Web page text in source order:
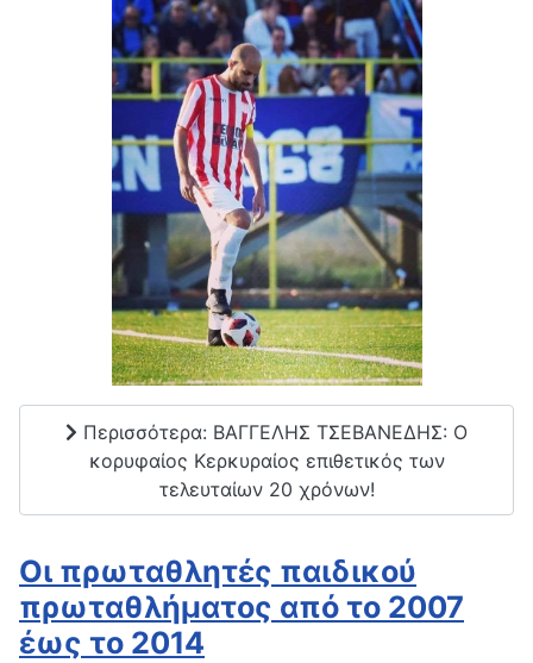
Περισσότερα: ΒΑΓΓΕΛΗΣ ΤΣΕΒΑΝΕΔΗΣ: Ο
κορυφαίος Κερκυραίος επιθετικός των
τελευταίων 20 χρόνων!
Οι πρωταθλητές παιδικού
πρωταθλήματος από το 2007
έως το 2014